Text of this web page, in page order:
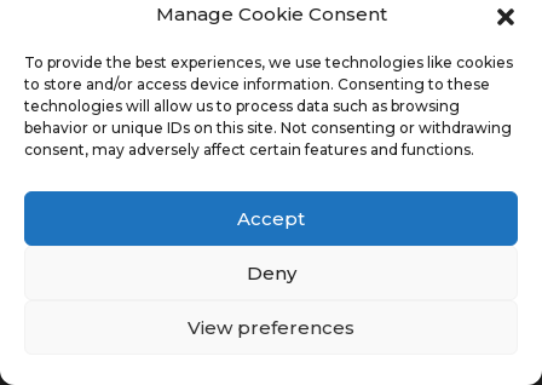
Manage Cookie Consent
To provide the best experiences, we use technologies like cookies
to store and/or access device information. Consenting to these
technologies will allow us to process data such as browsing
behavior or unique IDs on this site. Not consenting or withdrawing
consent, may adversely affect certain features and functions.
Accept
Deny
View preferences